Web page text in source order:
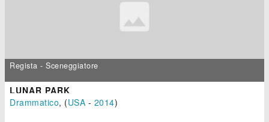
Regista - Sceneggiatore
LUNAR PARK
Drammatico, (USA - 2014)